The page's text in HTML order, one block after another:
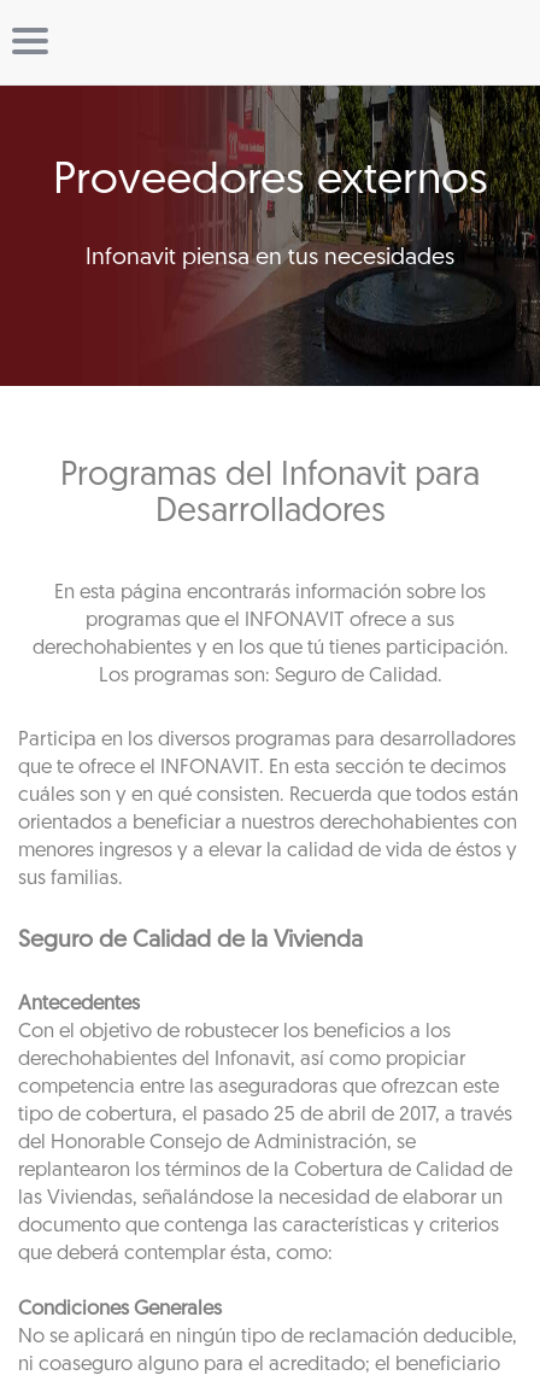
Proveedores externos
Infonavit piensa en tus necesidades
Programas del Infonavit para
Desarrolladores
En esta página encontrarás información sobre los
programas que el INFONAVIT ofrece a sus
derechohabientes y en los que tú tienes participación.
Los programas son: Seguro de Calidad.
Participa en los diversos programas para desarrolladores
que te ofrece el INFONAVIT. En esta sección te decimos
cuáles son y en qué consisten. Recuerda que todos están
orientados a beneficiar a nuestros derechohabientes con
menores ingresos y a elevar la calidad de vida de éstos y
sus familias.
Seguro de Calidad de la Vivienda
Antecedentes
Con el objetivo de robustecer los beneficios a los
derechohabientes del Infonavit, así como propiciar
competencia entre las aseguradoras que ofrezcan este
tipo de cobertura, el pasado 25 de abril de 2017, a través
del Honorable Consejo de Administración, se
replantearon los términos de la Cobertura de Calidad de
las Viviendas, señalándose la necesidad de elaborar un
documento que contenga las características y criterios
que deberá contemplar ésta, como:
Condiciones Generales
No se aplicará en ningún tipo de reclamación deducible,
ni coaseguro alguno para el acreditado; el beneficiario